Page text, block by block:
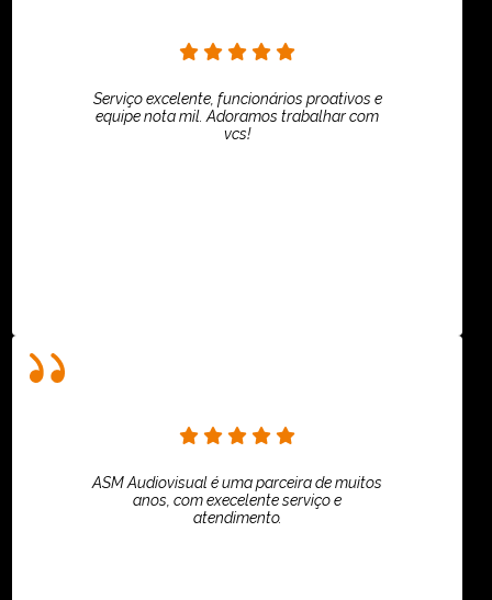
Serviço excelente, funcionários proativos e
equipe nota mil. Adoramos trabalhar com
vcs!
ASM Audiovisual é uma parceira de muitos
anos, com execelente serviço e
atendimento.